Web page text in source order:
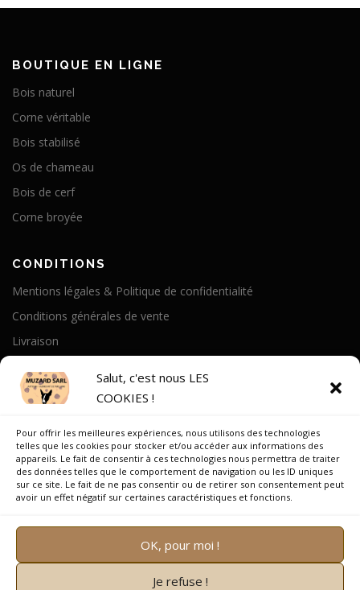
Salut, c'est nous LES
COOKIES !
Pour offrir les meilleures expériences, nous utilisons des technologies
telles que les cookies pour stocker et/ou accéder aux informations des
appareils. Le fait de consentir à ces technologies nous permettra de traiter
des données telles que le comportement de navigation ou les ID uniques
sur ce site. Le fait de ne pas consentir ou de retirer son consentement peut
avoir un effet négatif sur certaines caractéristiques et fonctions.
OK, pour moi !
Je refuse !
BOUTIQUE EN LIGNE
Bois naturel
Corne véritable
Bois stabilisé
Os de chameau
Bois de cerf
Corne broyée
CONDITIONS
Mentions légales & Politique de confidentialité
Conditions générales de vente
Livraison
Notre Histoire
On parle de nous
Recrutement